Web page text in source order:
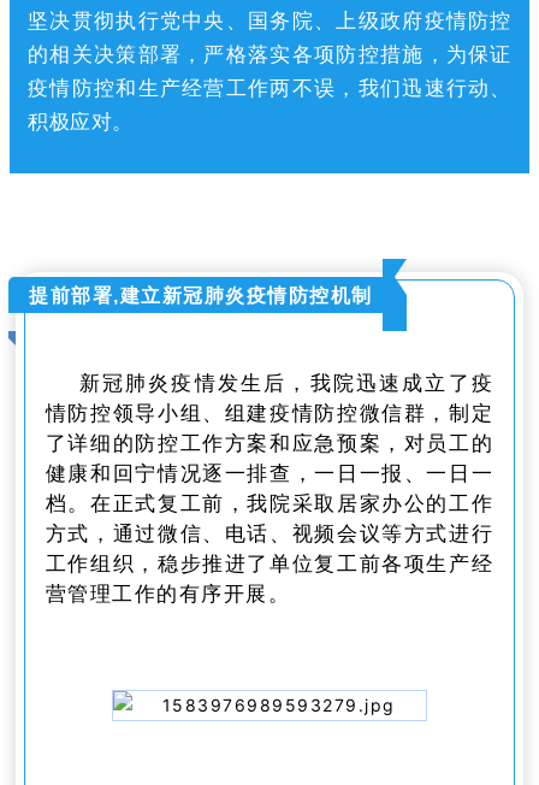
坚决贯彻执行党中央、国务院、上级政府疫情防控
的相关决策部署，严格落实各项防控措施，为保证
疫情防控和生产经营工作两不误，我们迅速行动、
积极应对。
提前部署,建立新冠肺炎疫情防控机制
新冠肺炎疫情发生后，我院迅速成立了疫
情防控领导小组、组建疫情防控微信群，制定
了详细的防控工作方案和应急预案，对员工的
健康和回宁情况逐一排查，一日一报、一日一
档。在正式复工前，我院采取居家办公的工作
方式，通过微信、电话、视频会议等方式进行
工作组织，稳步推进了单位复工前各项生产经
营管理工作的有序开展。